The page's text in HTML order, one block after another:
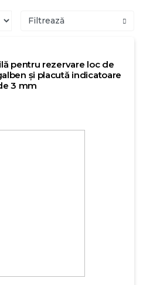
Filtrează
pentru rezervare loc de
și placută indicatoare
3 mm